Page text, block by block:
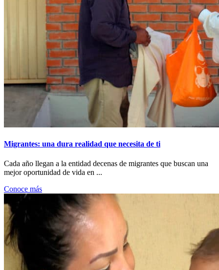
Migrantes: una dura realidad que necesita de ti
Cada año llegan a la entidad decenas de migrantes que buscan una
mejor oportunidad de vida en ...
Conoce más